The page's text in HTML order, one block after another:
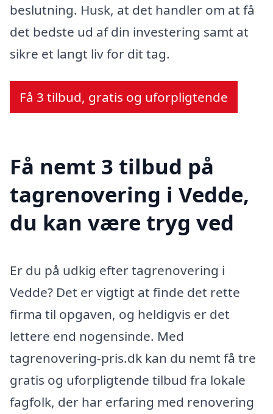
beslutning. Husk, at det handler om at få
det bedste ud af din investering samt at
sikre et langt liv for dit tag.
Få 3 tilbud, gratis og uforpligtende
Få nemt 3 tilbud på
tagrenovering i Vedde,
du kan være tryg ved
Er du på udkig efter tagrenovering i
Vedde? Det er vigtigt at finde det rette
firma til opgaven, og heldigvis er det
lettere end nogensinde. Med
tagrenovering-pris.dk kan du nemt få tre
gratis og uforpligtende tilbud fra lokale
fagfolk, der har erfaring med renovering